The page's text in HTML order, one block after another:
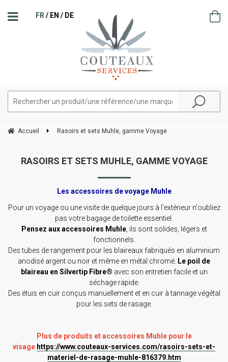
FR EN DE
Accueil Rasoirs et sets Muhle, gamme Voyage
RASOIRS ET SETS MUHLE, GAMME VOYAGE
Les accessoires de voyage Muhle
Pour un voyage ou une visite de quelque jours à l'extérieur n'oubliez
pas votre bagage de toilette essentiel.
Pensez aux accessoires Muhle, ils sont solides, légers et
fonctionnels.
Des tubes de rangement pour les blaireaux fabriqués en aluminium
anodisé argent ou noir et même en métal chromé. Le poil de
blaireau en Silvertip Fibre® avec son entretien facile et un
séchage rapide.
Des étuis en cuir conçus manuellement et en cuir à tannage végétal
pour les sets de rasage.
Plus de produits et accessoires Muhle pour le
visage https://www.couteaux-services.com/rasoirs-sets-et-
materiel-de-rasage-muhle-816379.htm